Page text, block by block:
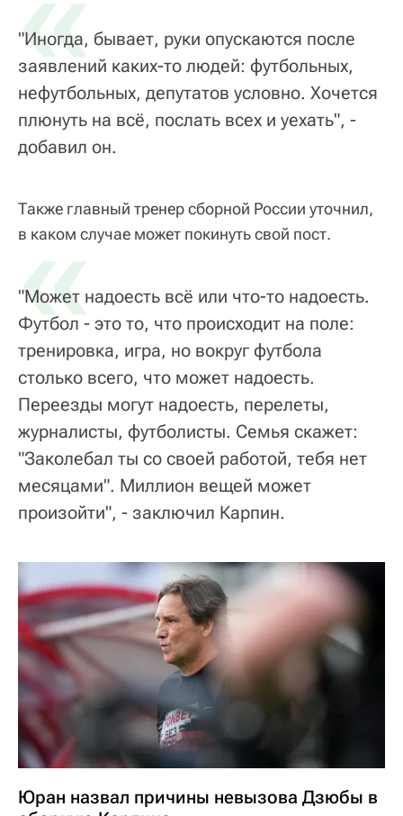
"Иногда, бывает, руки опускаются после
заявлений каких-то людей: футбольных,
нефутбольных, депутатов условно. Хочется
плюнуть на всё, послать всех и уехать", -
добавил он.
Также главный тренер сборной России уточнил,
в каком случае может покинуть свой пост.
«
"Может надоесть всё или что-то надоесть.
Футбол - это то, что происходит на поле:
тренировка, игра, но вокруг футбола
столько всего, что может надоесть.
Переезды могут надоесть, перелеты,
журналисты, футболисты. Семья скажет:
"Заколебал ты со своей работой, тебя нет
месяцами". Миллион вещей может
произойти", - заключил Карпин.
Юран назвал причины невызова Дзюбы в